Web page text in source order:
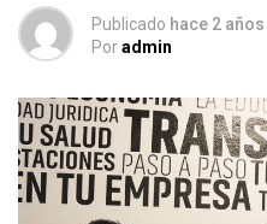
Publicado hace 2 años
Poradmin